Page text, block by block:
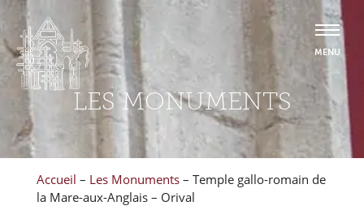
LES MONUMENTS
Accueil – Les Monuments – Temple gallo-romain de
la Mare-aux-Anglais – Orival